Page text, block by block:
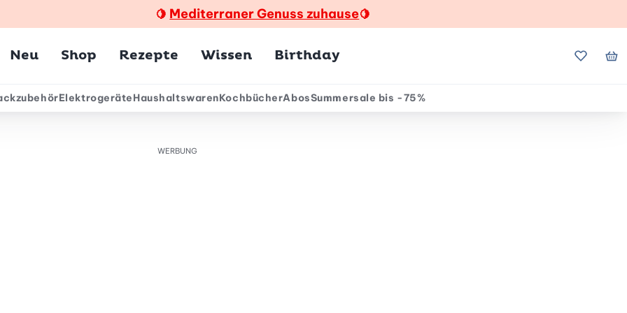
🍋 Mediterraner Genuss zuhause🍋
Neu Shop Rezepte Wissen Birthday Meine
ElektrogeräteHaushaltswarenKochbücherAbosSummersale bis -75%
WERBUNG